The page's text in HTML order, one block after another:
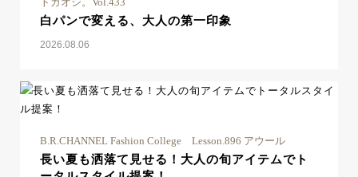
白パンで変える、大人の第一印象
2026.08.06
B.R.CHANNEL Fashion College Lesson.896 アウール
長い夏も洒落て見せる！大人の旬アイテムでト